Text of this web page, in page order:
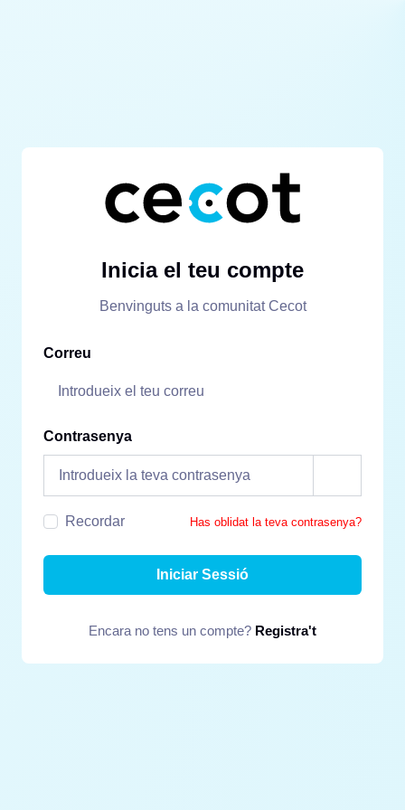
Inicia el teu compte
Benvinguts a la comunitat Cecot
Correu
Contrasenya
Recordar Has oblidat la teva contrasenya?
Iniciar Sessió
Encara no tens un compte? Registra't